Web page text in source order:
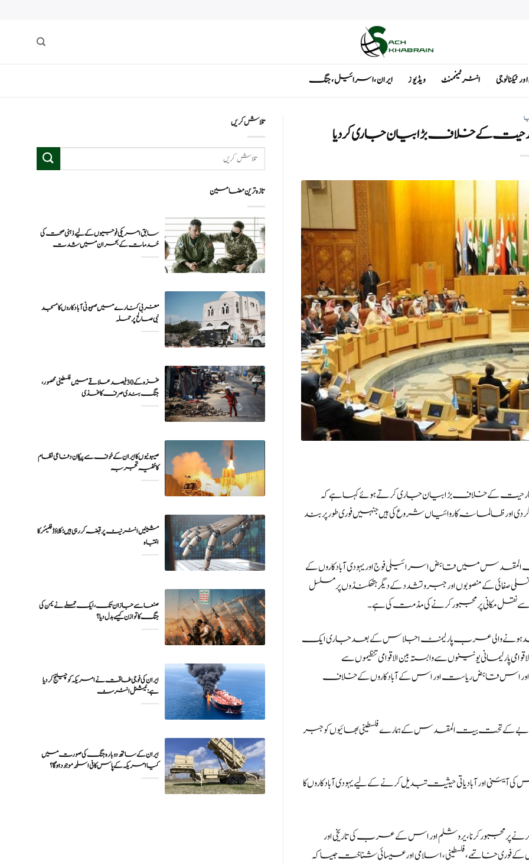
انٹرٹینمنٹ ویڈیوز ایران ، اسرائیل ، جنگ
کے خلاف بڑا بیان جاری کردیا
کے خلاف بڑا بیان جاری کرتے ہوئے کہا ہے کہ
اور ظالمانہ کاروائیاں شروع کی ہیں جنہیں فوری طور پر بند
میں قابض اسرائیلی فوج اور یہودی آباد کاروں کے
کے منصوبوں اور جبر و تشدد کے دیگر ہتھکنڈوں پر مسلسل
نقل مکانی پر مجبور کرنے کی مذمت کی ہے۔
ہونے والی عرب پارلیمنٹ اجلاس کے بعد جاری ایک
پارلیمانی یونینوں سے وابستہ بین الاقوامی تنظیموں سے
اور اس قابض ریاست اور اس کے آبادکاروں کے خلاف
تحت بیت المقدس کے ہمارے فلسطینی بھائیوں کو جبر
آبادیاتی حیثیت تبدیل کرنے کے لیے یہودی آباد کاروں کا
پر مجبور کرنا، یروشلم اور اس کے عرب کی تاریخی اور
فوری خاتمے، فلسطینی، اسلامی اور عیسائی شناخت جیسا کہ
تلاش کریں
تازہ ترین مضامین
سابق امریکی فوجیوں کے لیے ذہنی صحت کی
خدمات کے بحران میں شدت
مغربی کنارے میں صہیونی آبادکاروں کا مسجد
نبی صالح پر حملہ
غزہ کے 30 فیصد علاقے میں فلسطینی محصور،
جنگ بندی صرف کاغذی
صیہونیوں کا ایران کے خوف سے پیکان دفاعی نظام
کا خفیہ تجربہ
مشینیں انٹرنیٹ پر قبضہ کر رہی ہیں؛ کلاؤڈ فلیئر کا
انتباہ
صنعا سے جازان تک، ایک حملے نے یمن کی
جنگ کا توازن کیسے بدل دیا؟
ایران کی فوجی طاقت نے امریکہ کو چیلنج کر دیا
ہے: نیشنل انٹرسٹ
ایران کے ساتھ دوبارہ جنگ کی صورت میں
کیا امریکہ کے پاس کافی اسلحہ موجود ہوگا؟